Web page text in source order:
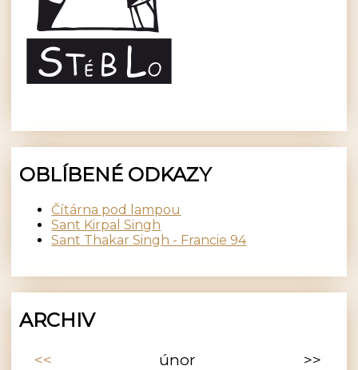
OBLÍBENÉ ODKAZY
Čítárna pod lampou
Sant Kirpal Singh
Sant Thakar Singh - Francie 94
ARCHIV
<< únor
>>